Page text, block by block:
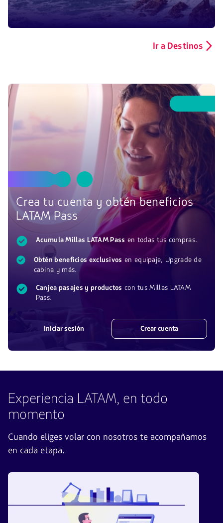
Ir a Destinos
Crea tu cuenta y obtén beneficios
LATAM Pass
Acumula Millas LATAMPass en todas tus compras.
Obtén beneficios exclusivos en equipaje, Upgrade de
cabina y más.
Canjea pasajes y productos con tus Millas LATAM
Pass.
Iniciar sesión Crear cuenta
Experiencia LATAM, en todo
momento
Cuando eliges volar con nosotros te acompañamos
en cada etapa.